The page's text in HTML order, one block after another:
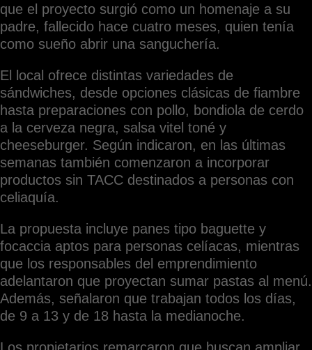
que el proyecto surgió como un homenaje a su
padre, fallecido hace cuatro meses, quien tenía
como sueño abrir una sanguchería.
El local ofrece distintas variedades de
sándwiches, desde opciones clásicas de fiambre
hasta preparaciones con pollo, bondiola de cerdo
a la cerveza negra, salsa vitel toné y
cheeseburger. Según indicaron, en las últimas
semanas también comenzaron a incorporar
productos sin TACC destinados a personas con
celiaquía.
La propuesta incluye panes tipo baguette y
focaccia aptos para personas celíacas, mientras
que los responsables del emprendimiento
adelantaron que proyectan sumar pastas al menú.
Además, señalaron que trabajan todos los días,
de 9 a 13 y de 18 hasta la medianoche.